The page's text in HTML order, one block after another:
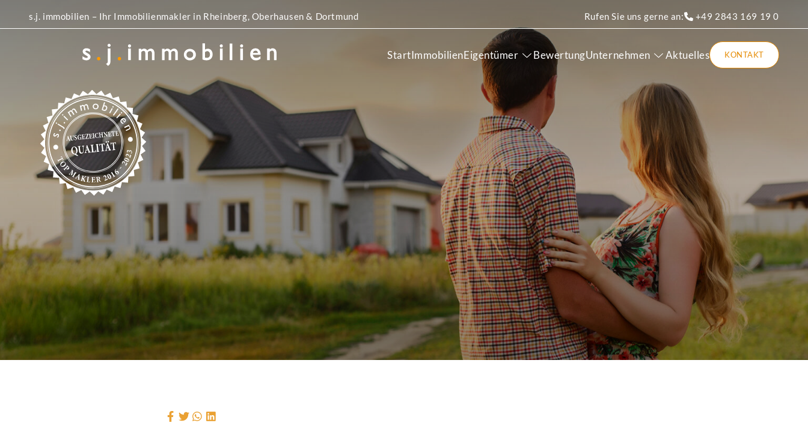
s.j. immobilien – Ihr Immobilienmakler in Rheinberg, Oberhausen & Dortmund Rufen Sie uns gerne an: +49 2843 169 19 0
StartImmobilienEigentümer BewertungUnternehmen Aktuelles KONTAKT